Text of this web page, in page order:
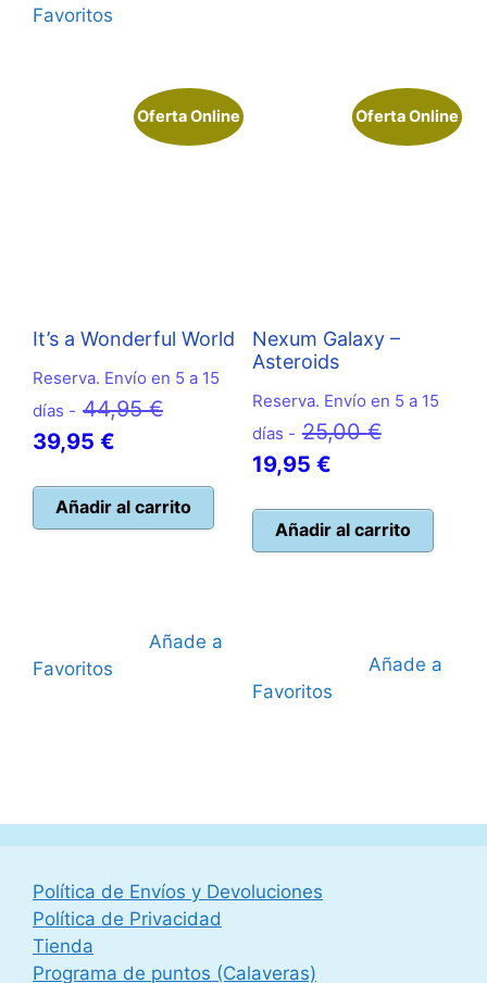
Favoritos
Oferta Online
It’s a Wonderful World
Reserva. Envío en 5 a 15
días - 44,95€El
era:
44,95 €.
39,95 €
actual
es:
Añadir al carrito
Añade a
Favoritos
Oferta Online
Nexum Galaxy –
Asteroids
Reserva. Envío en 5 a 15
días - 25,00€El
era:
25,00 €.
19,95 €El
actual
es:
Añadir al carrito
Añade a
Favoritos
Política de Envíos y Devoluciones
Política de Privacidad
Tienda
Programa de puntos (Calaveras)